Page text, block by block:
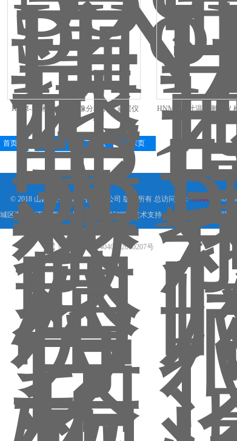
HNM-531植物冠层图像分析系统 冠层仪 HNM-532叶温差测量仪
首页 下一页 末页
© 2018 山西信伟慧诚科技有限公司 版权所有 总访问量：533442
区西大街下梅辉坡小区8号写字楼509室 技术支持：
管理登陆
晋公网安备 14040202000207号